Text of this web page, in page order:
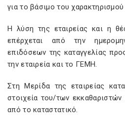
για το βάσιμο του
Η λύση της εταιρείας και η
επέρχεται από την
επιδόσεων της καταγγελίας
την εταιρεία και το ΓΕΜΗ.
Στη Μερίδα της εταιρείας
στοιχεία του/των
από το καταστατικό.